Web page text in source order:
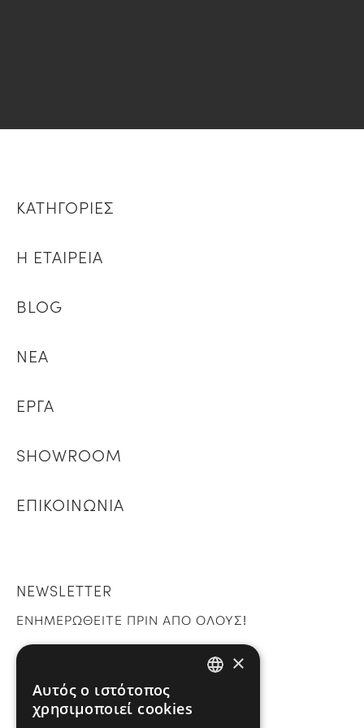
ΚΑΤΗΓΟΡΙΕΣ
Η ΕΤΑΙΡΕΙΑ
BLOG
ΝΕΑ
ΕΡΓΑ
SHOWROOM
ΕΠΙΚΟΙΝΩΝΙΑ
NEWSLETTER
ΕΝΗΜΕΡΩΘΕΙΤΕ ΠΡΙΝ ΑΠΟ ΟΛΟΥΣ!
×
Αυτός ο ιστότοπος
χρησιμοποιεί cookies